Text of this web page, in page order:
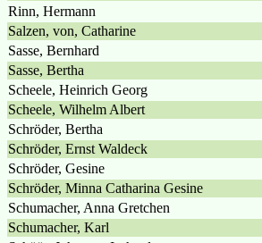
Rinn, Hermann
Salzen, von, Catharine
Sasse, Bernhard
Sasse, Bertha
Scheele, Heinrich Georg
Scheele, Wilhelm Albert
Schröder, Bertha
Schröder, Ernst Waldeck
Schröder, Gesine
Schröder, Minna Catharina Gesine
Schumacher, Anna Gretchen
Schumacher, Karl